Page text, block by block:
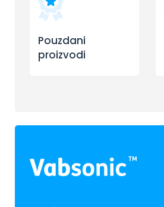
Pouzdani
proizvodi